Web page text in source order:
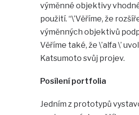
výměnné objektivy
použití. “\’Věříme, že
výměnných objektivů
Věříme také, že \’alfa \’
Katsumoto svůj projev.
Posílení portfolia
Jedním z prototypů